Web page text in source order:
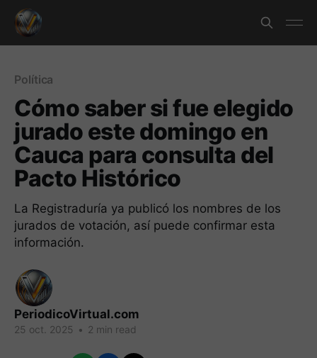
Política
Cómo saber si fue elegido
jurado este domingo en
Cauca para consulta del
Pacto Histórico
La Registraduría ya publicó los nombres de los
jurados de votación, así puede confirmar esta
información.
PeriodicoVirtual.com
25 oct. 2025 • 2 min read